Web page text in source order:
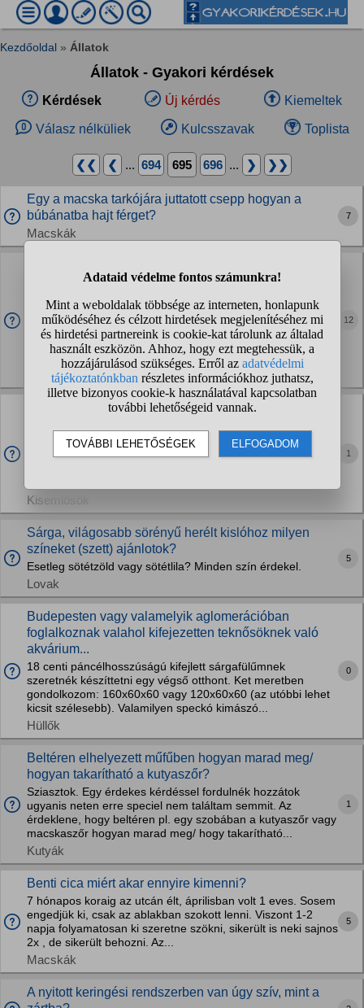
Kezdőoldal » Állatok
Állatok - Gyakori kérdések
Kérdések Új kérdés Kiemeltek
Válasz nélküliek Kulcsszavak Toplista
❮❮ ❮ ... 694 695 696 ... ❯ ❯❯
Egy a macska tarkójára juttatott csepp hogyan a
búbánatba hajt férget?
Macskák
7
szarvasokhoz hozzáérni, mert az anyjuk utána nem
gondozza?
Erről az FB videóról jött elő bennem a kérdés: Ez városi
legenda vagy tényleg nem szabad? Valamikor a Yellowstone
parkban történt hasonló egy kisbölénnyel: De ez érvényes
őzekre és szarvasokra is? Milyen...
Vadállatok
12
Tengerimalac érezheti a másikon, ha valami
Pár napja az egyik malackám bújik a másik hasába, illetve
fenekébe, állandóan szagolgatná, de a másik nem hagyja
Kisemlősök
1
Sárga, világosabb sörényű herélt kislóhoz milyen
színeket (szett) ajánlotok?
Esetleg sötétzöld vagy sötétlila? Minden szín érdekel.
Lovak
5
Budepesten vagy valamelyik aglomerációban
foglalkoznak valahol kifejezetten teknősöknek való
akvárium...
18 centi páncélhosszúságú kifejlett sárgafülűmnek
szeretnék készíttetni egy végső otthont. Ket meretben
gondolkozom: 160x60x60 vagy 120x60x60 (az utóbbi lehet
kicsit szélesebb). Valamilyen speckó kimászó...
Hüllők
0
Beltéren elhelyezett műfűben hogyan marad meg/
hogyan takarítható a kutyaszőr?
Sziasztok. Egy érdekes kérdéssel fordulnék hozzátok
ugyanis neten erre speciel nem találtam semmit. Az
érdeklene, hogy beltéren pl. egy szobában a kutyaszőr vagy
macskaszőr hogyan marad meg/ hogy takarítható...
Kutyák
1
Benti cica miért akar ennyire kimenni?
7 hónapos koraig az utcán élt, áprilisban volt 1 eves. Sosem
engedjük ki, csak az ablakban szokott lenni. Viszont 1-2
napja folyamatosan ki szeretne szökni, sikerült is neki sajnos
2x , de sikerült behozni. Az...
Macskák
5
A nyitott keringési rendszerben van úgy szív, mint a